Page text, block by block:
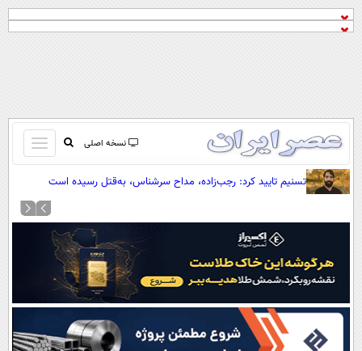
نسخه اصلی
باز
و
کردن
صفحه اول
آرشیو
نظرسنجی
آب و هوا
اوقات شرعی
سواد زندگی
تسنیم تایید کرد: رجب‌زاده، مداح سرشناس، به‌قتل رسیده است